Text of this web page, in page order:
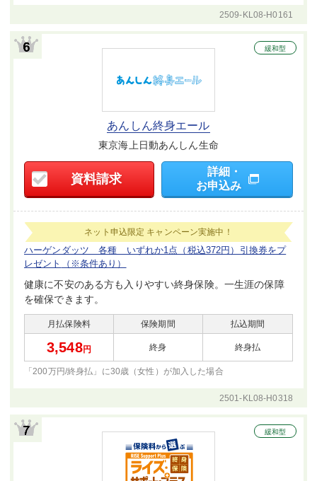
2509-KL08-H0161
あんしん終身エール
東京海上日動あんしん生命
緩和型
資料請求
詳細・
お申込み
ネット申込限定 キャンペーン実施中！
ハーゲンダッツ 各種 いずれか1点（税込372円）引換券をプ
レゼント
（※条件あり）
健康に不安のある方も入りやすい終身保険。一生涯の保障
を確保できます。
月払保険料 保険期間 払込期間
3,548円 終身 終身払
「200万円/終身払」に30歳（女性）が加入した場合
2501-KL08-H0318
緩和型